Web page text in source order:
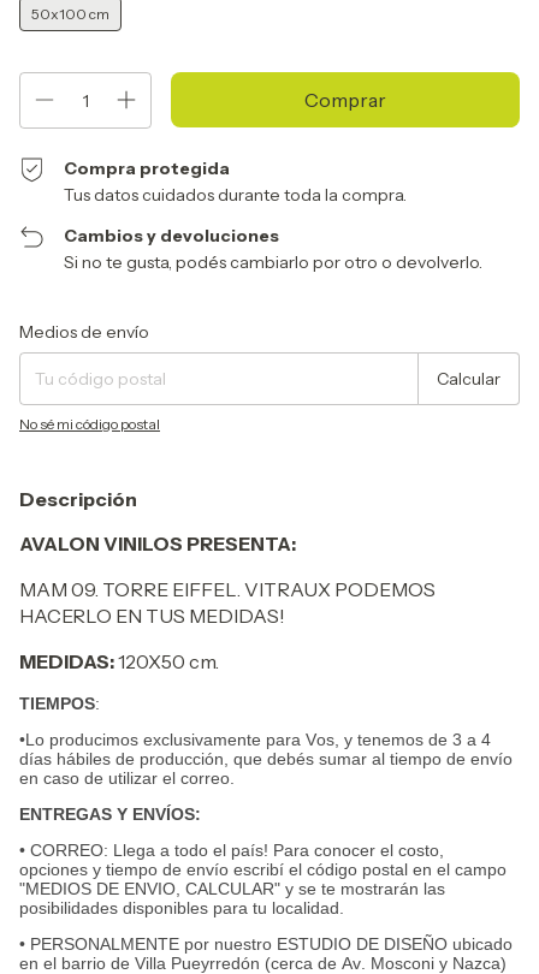
50x100 cm
Compra protegida
Tus datos cuidados durante toda la compra.
Cambios y devoluciones
Si no te gusta, podés cambiarlo por otro o devolverlo.
Entregas para el CP:
Medios de envío
Calcular
No sé mi código postal
Descripción
AVALON VINILOS PRESENTA:
MAM 09. TORRE EIFFEL. VITRAUX PODEMOS
HACERLO EN TUS MEDIDAS!
MEDIDAS:120X50 cm.
TIEMPOS:
•Lo producimos exclusivamente para Vos, y tenemos de 3 a 4
días hábiles de producción, que debés sumar al tiempo de envío
en caso de utilizar el correo.
ENTREGAS Y ENVÍOS:
• CORREO: Llega a todo el país! Para conocer el costo,
opciones y tiempo de envío escribí el código postal en el campo
"MEDIOS DE ENVIO, CALCULAR" y se te mostrarán las
posibilidades disponibles para tu localidad.
• PERSONALMENTE por nuestro ESTUDIO DE DISEÑO ubicado
en el barrio de Villa Pueyrredón (cerca de Av. Mosconi y Nazca)